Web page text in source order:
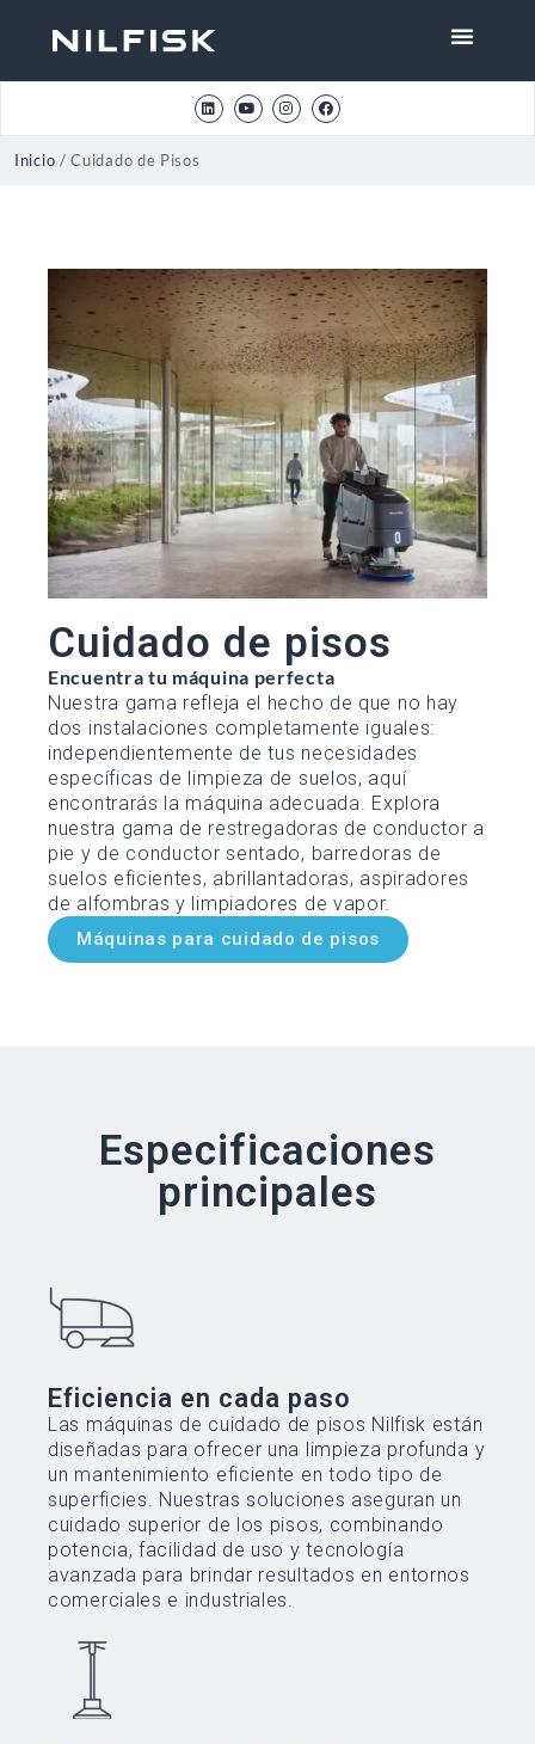
Inicio / Cuidado de Pisos
Cuidado de pisos
Encuentra tu máquina perfecta
Nuestra gama refleja el hecho de que no hay
dos instalaciones completamente iguales:
independientemente de tus necesidades
específicas de limpieza de suelos, aquí
encontrarás la máquina adecuada. Explora
nuestra gama de restregadoras de conductor a
pie y de conductor sentado, barredoras de
suelos eficientes, abrillantadoras, aspiradores
de alfombras y limpiadores de vapor.
Máquinas para cuidado de pisos
Especificaciones
principales
Eficiencia en cada paso
Las máquinas de cuidado de pisos Nilfisk están
diseñadas para ofrecer una limpieza profunda y
un mantenimiento eficiente en todo tipo de
superficies. Nuestras soluciones aseguran un
cuidado superior de los pisos, combinando
potencia, facilidad de uso y tecnología
avanzada para brindar resultados en entornos
comerciales e industriales.